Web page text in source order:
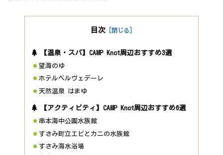
目次
【温泉・スパ】CAMP Knot周辺おすすめ3選
望海のゆ
ホテルベルヴェデーレ
天然温泉 はまゆ
【アクティビティ】CAMP Knot周辺おすすめ6選
串本海中公園水族館
すさみ町立エビとカニの水族館
すさみ海水浴場